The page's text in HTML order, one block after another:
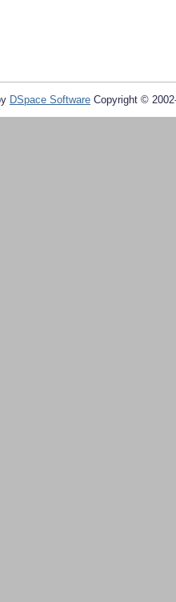
DSpace Software Copyright ©